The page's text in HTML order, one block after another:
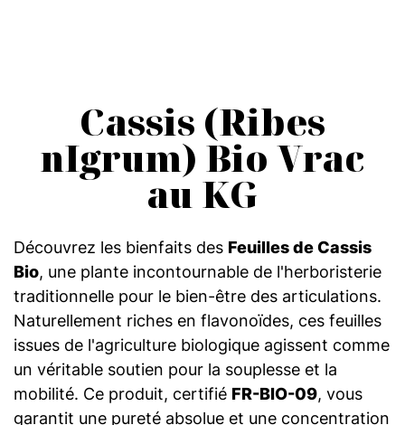
Cassis (Ribes
nIgrum) Bio Vrac
au KG
Découvrez les bienfaits des Feuilles de Cassis
Bio, une plante incontournable de l'herboristerie
traditionnelle pour le bien-être des articulations.
Naturellement riches en flavonoïdes, ces feuilles
issues de l'agriculture biologique agissent comme
un véritable soutien pour la souplesse et la
mobilité. Ce produit, certifié FR-BIO-09, vous
garantit une pureté absolue et une concentration